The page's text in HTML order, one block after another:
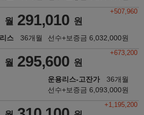
스
월 291,010 원
+507,960
36개월 선수+보증금 6,032,000원
운용리스-고잔가
월 295,600 원
+673,200
36개월
선수+보증금 6,093,000원
+1,195,200